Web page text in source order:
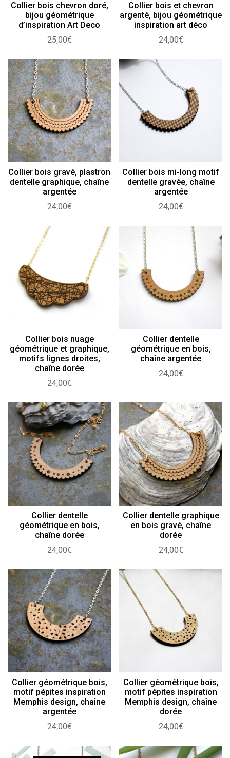
Collier bois chevron doré,
bijou géométrique
d’inspiration Art Deco
25,00€
Collier bois et chevron
argenté, bijou géométrique
inspiration art déco
24,00€
Collier bois gravé, plastron
dentelle graphique, chaîne
argentée
24,00€
Collier bois mi-long motif
dentelle gravée, chaîne
argentée
24,00€
Collier bois nuage
géométrique et graphique,
motifs lignes droites,
chaîne dorée
24,00€
Collier dentelle
géométrique en bois,
chaîne argentée
24,00€
Collier dentelle
géométrique en bois,
chaîne dorée
24,00€
Collier dentelle graphique
en bois gravé, chaîne
dorée
24,00€
Collier géométrique bois,
motif pépites inspiration
Memphis design, chaîne
argentée
24,00€
Collier géométrique bois,
motif pépites inspiration
Memphis design, chaîne
dorée
24,00€